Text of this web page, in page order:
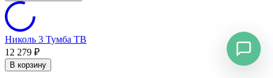
Николь 3 Тумба ТВ
12 279 ₽
В корзину